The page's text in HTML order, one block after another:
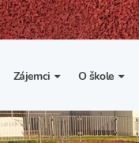
Zájemci
1. třída
O škole
Základní